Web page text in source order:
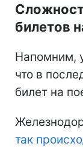
билетов
Напомним,
что в
билет на
так